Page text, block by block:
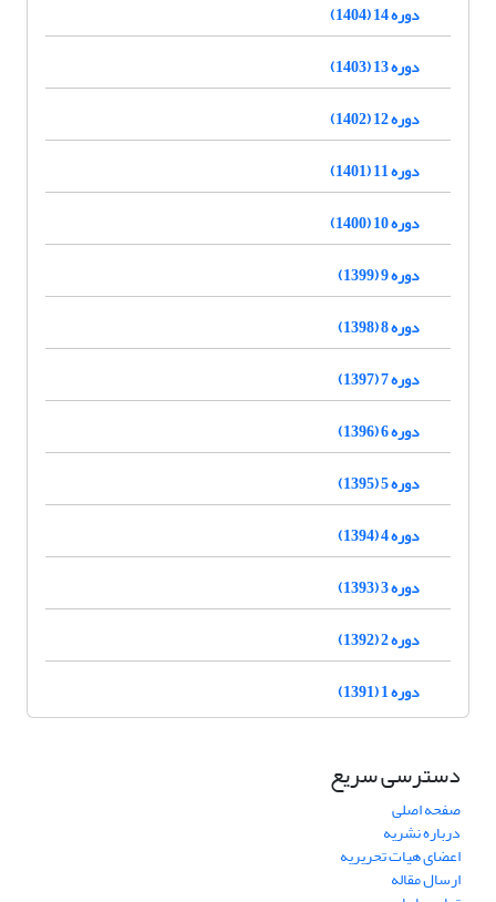
دوره 14 (1404)
دوره 13 (1403)
دوره 12 (1402)
دوره 11 (1401)
دوره 10 (1400)
دوره 9 (1399)
دوره 8 (1398)
دوره 7 (1397)
دوره 6 (1396)
دوره 5 (1395)
دوره 4 (1394)
دوره 3 (1393)
دوره 2 (1392)
دوره 1 (1391)
دسترسی سریع
صفحه اصلی
درباره نشریه
اعضای هیات تحریریه
ارسال مقاله